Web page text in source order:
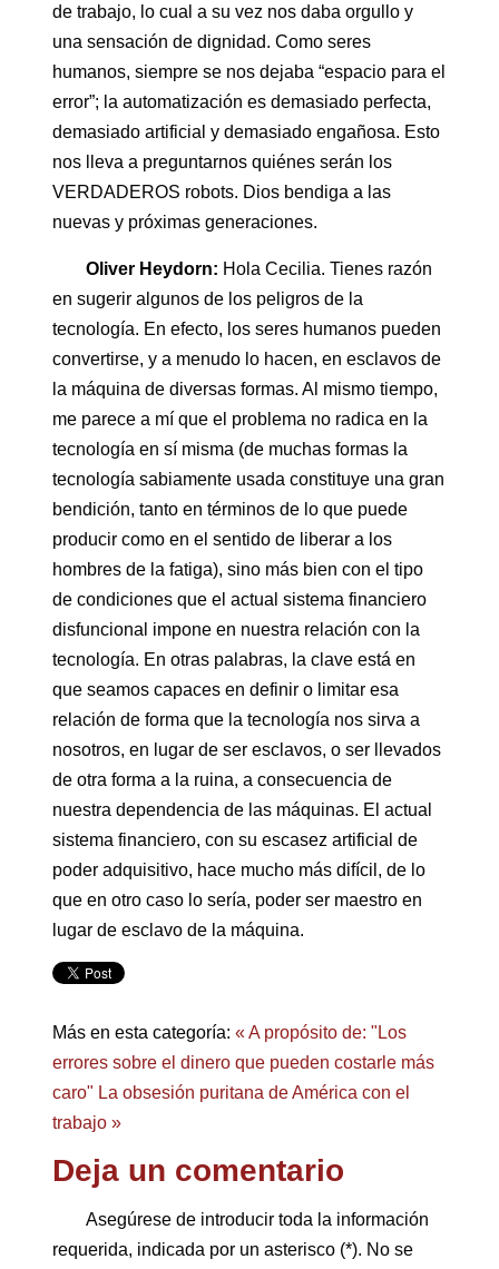
de trabajo, lo cual a su vez nos daba orgullo y
una sensación de dignidad. Como seres
humanos, siempre se nos dejaba “espacio para el
error”; la automatización es demasiado perfecta,
demasiado artificial y demasiado engañosa. Esto
nos lleva a preguntarnos quiénes serán los
VERDADEROS robots. Dios bendiga a las
nuevas y próximas generaciones.
Oliver Heydorn: Hola Cecilia. Tienes razón
en sugerir algunos de los peligros de la
tecnología. En efecto, los seres humanos pueden
convertirse, y a menudo lo hacen, en esclavos de
la máquina de diversas formas. Al mismo tiempo,
me parece a mí que el problema no radica en la
tecnología en sí misma (de muchas formas la
tecnología sabiamente usada constituye una gran
bendición, tanto en términos de lo que puede
producir como en el sentido de liberar a los
hombres de la fatiga), sino más bien con el tipo
de condiciones que el actual sistema financiero
disfuncional impone en nuestra relación con la
tecnología. En otras palabras, la clave está en
que seamos capaces en definir o limitar esa
relación de forma que la tecnología nos sirva a
nosotros, en lugar de ser esclavos, o ser llevados
de otra forma a la ruina, a consecuencia de
nuestra dependencia de las máquinas. El actual
sistema financiero, con su escasez artificial de
poder adquisitivo, hace mucho más difícil, de lo
que en otro caso lo sería, poder ser maestro en
lugar de esclavo de la máquina.
Más en esta categoría: « A propósito de: "Los
errores sobre el dinero que pueden costarle más
caro" La obsesión puritana de América con el
trabajo »
Deja un comentario
Asegúrese de introducir toda la información
requerida, indicada por un asterisco (*). No se